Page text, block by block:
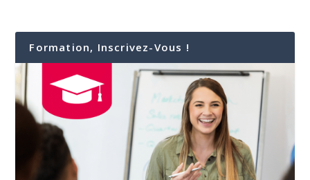
Formation, Inscrivez-Vous !